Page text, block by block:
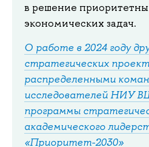
в решение
экономических задач.
О работе в 2024 году
стратегических
распределенными
исследователей НИУ
программы
академического
«Приоритет-2030»